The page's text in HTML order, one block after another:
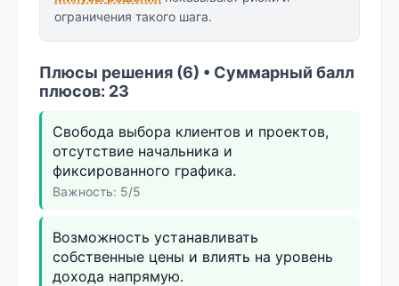
ограничения такого шага.
Плюсы решения (6) • Суммарный балл
плюсов: 23
Свобода выбора клиентов и проектов,
отсутствие начальника и
фиксированного графика.
Важность: 5/5
Возможность устанавливать
собственные цены и влиять на уровень
дохода напрямую.